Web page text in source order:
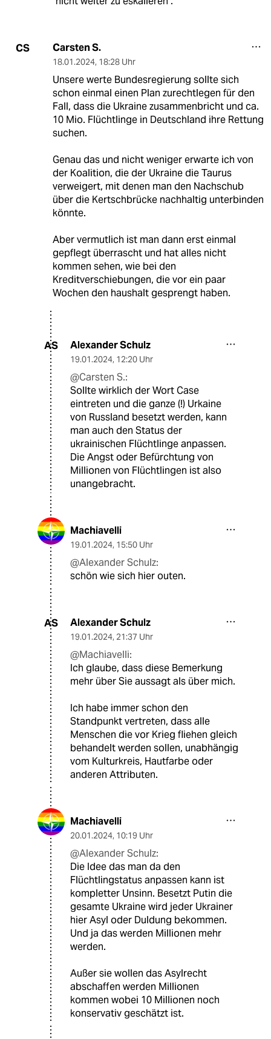
CS Carsten S.
18.01.2024, 18:28 Uhr
Unsere werte Bundesregierung sollte sich
schon einmal einen Plan zurechtlegen für den
Fall, dass die Ukraine zusammenbricht und ca.
10 Mio. Flüchtlinge in Deutschland ihre Rettung
suchen.
Genau das und nicht weniger erwarte ich von
der Koalition, die der Ukraine die Taurus
verweigert, mit denen man den Nachschub
über die Kertschbrücke nachhaltig unterbinden
könnte.
Aber vermutlich ist man dann erst einmal
gepflegt überrascht und hat alles nicht
kommen sehen, wie bei den
Kreditverschiebungen, die vor ein paar
Wochen den haushalt gesprengt haben.
AS Alexander Schulz
19.01.2024, 12:20 Uhr
@Carsten S.:
Sollte wirklich der Wort Case
eintreten und die ganze (!) Urkaine
von Russland besetzt werden, kann
man auch den Status der
ukrainischen Flüchtlinge anpassen.
Die Angst oder Befürchtung von
Millionen von Flüchtlingen ist also
unangebracht.
Machiavelli
19.01.2024, 15:50 Uhr
@Alexander Schulz:
schön wie sich hier outen.
AS Alexander Schulz
19.01.2024, 21:37 Uhr
@Machiavelli:
Ich glaube, dass diese Bemerkung
mehr über Sie aussagt als über mich.
Ich habe immer schon den
Standpunkt vertreten, dass alle
Menschen die vor Krieg fliehen gleich
behandelt werden sollen, unabhängig
vom Kulturkreis, Hautfarbe oder
anderen Attributen.
Machiavelli
20.01.2024, 10:19 Uhr
@Alexander Schulz:
Die Idee das man da den
Flüchtlingstatus anpassen kann ist
kompletter Unsinn. Besetzt Putin die
gesamte Ukraine wird jeder Ukrainer
hier Asyl oder Duldung bekommen.
Und ja das werden Millionen mehr
werden.
Außer sie wollen das Asylrecht
abschaffen werden Millionen
kommen wobei 10 Millionen noch
konservativ geschätzt ist.